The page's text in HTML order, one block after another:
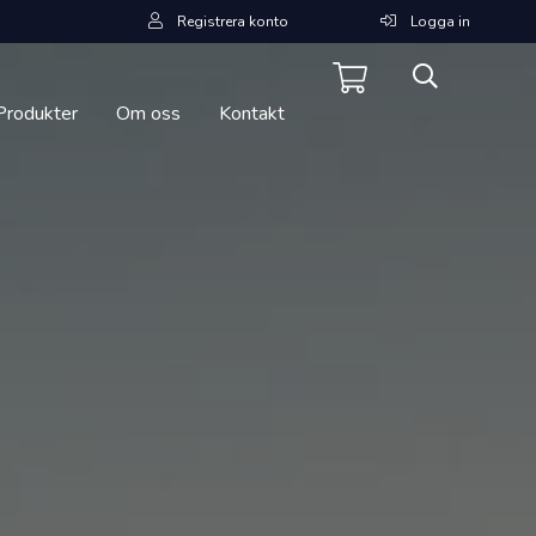
Registrera konto Logga in
Om oss Kontakt